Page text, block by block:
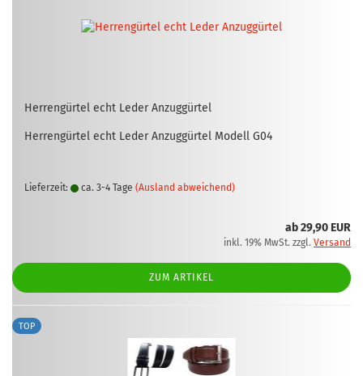
Her­ren­gür­tel echt Leder An­zug­gür­tel
Her­ren­gür­tel echt Leder An­zug­gür­tel Mo­dell G04
Lieferzeit: ca. 3-4 Tage (Ausland abweichend)
ab 29,90 EUR
inkl. 19% MwSt. zzgl. Versand
ZUM ARTIKEL
TOP